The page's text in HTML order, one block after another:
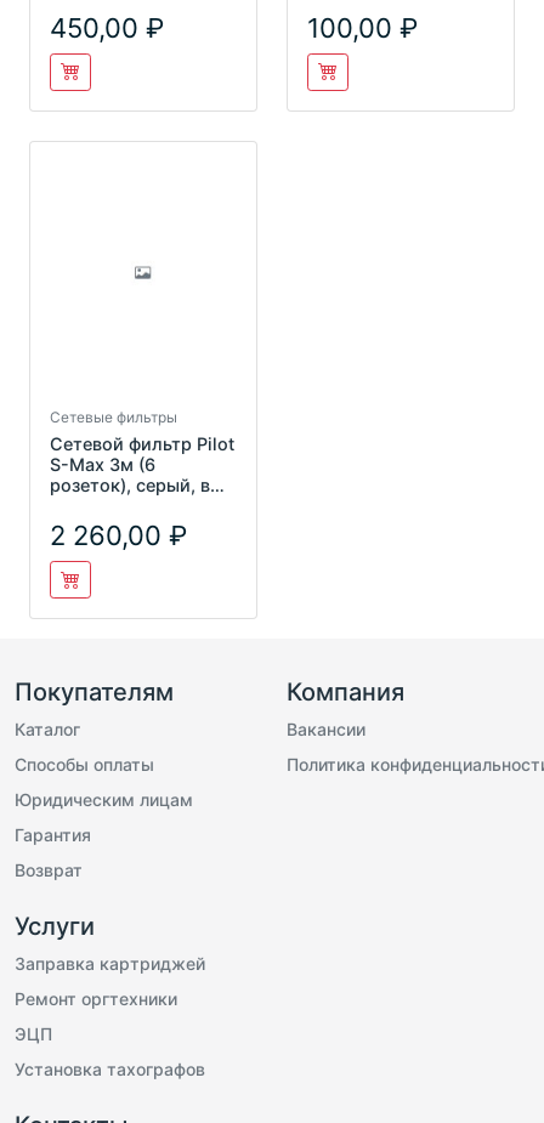
450,00 100,00
Сетевые фильтры
Сетевой фильтр Pilot
S-Max 3м (6
розеток), серый, в
2 260,00
Покупателям
Каталог
Способы оплаты
Юридическим лицам
Гарантия
Возврат
Компания
Вакансии
Политика
Услуги
Заправка картриджей
Ремонт оргтехники
ЭЦП
Установка тахографов